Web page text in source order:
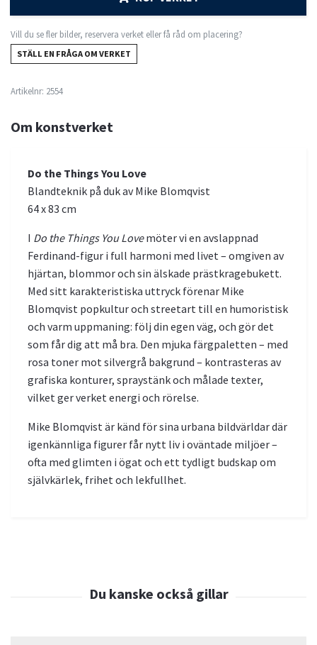
Vill du se fler bilder, reservera verket eller få råd om placering?
STÄLL EN FRÅGA OM VERKET
Artikelnr: 2554
Om konstverket
Do the Things You Love
Blandteknik på duk av Mike Blomqvist
64 x 83 cm
I Do the Things You Lovemöter vi en avslappnad
Ferdinand-figur i full harmoni med livet – omgiven av
hjärtan, blommor och sin älskade prästkragebukett.
Med sitt karakteristiska uttryck förenar Mike
Blomqvist popkultur och streetart till en humoristisk
och varm uppmaning: följ din egen väg, och gör det
som får dig att må bra. Den mjuka färgpaletten – med
rosa toner mot silvergrå bakgrund – kontrasteras av
grafiska konturer, spraystänk och målade texter,
vilket ger verket energi och rörelse.
Mike Blomqvist är känd för sina urbana bildvärldar där
igenkännliga figurer får nytt liv i oväntade miljöer –
ofta med glimten i ögat och ett tydligt budskap om
självkärlek, frihet och lekfullhet.